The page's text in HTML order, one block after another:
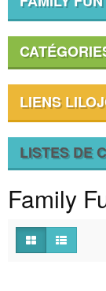
LIENS
LISTES DE
Family